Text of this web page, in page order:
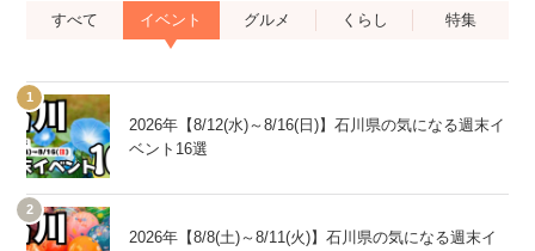
すべて イベント グルメ くらし 特集
2026年【8/12(水)～8/16(日)】石川県の気になる週末イ
ベント16選
2026年【8/8(土)～8/11(火)】石川県の気になる週末イ